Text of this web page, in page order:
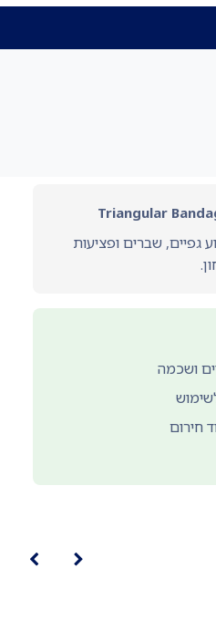
שברים ופציעות
ושכמה
חירום